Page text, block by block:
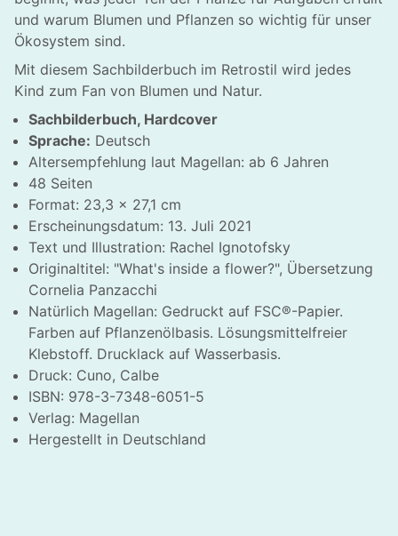
und warum Blumen und Pflanzen so wichtig für unser
Ökosystem sind.
Mit diesem Sachbilderbuch im Retrostil wird jedes
Kind zum Fan von Blumen und Natur.
Sachbilderbuch, Hardcover
Sprache: Deutsch
Altersempfehlung laut Magellan: ab 6 Jahren
48 Seiten
Format: 23,3 x 27,1 cm
Erscheinungsdatum: 13. Juli 2021
Text und Illustration: Rachel Ignotofsky
Originaltitel: "What's inside a flower?", Übersetzung
Cornelia Panzacchi
Natürlich Magellan: Gedruckt auf FSC®-Papier.
Farben auf Pflanzenölbasis. Lösungsmittelfreier
Klebstoff. Drucklack auf Wasserbasis.
Druck: Cuno, Calbe
ISBN: 978-3-7348-6051-5
Verlag: Magellan
Hergestellt in Deutschland